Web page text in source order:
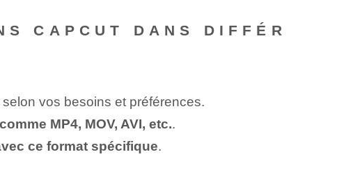
CAPCUT DANS DIFFÉR
selon vos besoins et préférences.
MP4, MOV, AVI, etc..
ce format spécifique.